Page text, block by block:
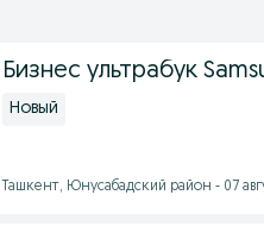
Бизнес ультрабук
Новый
Ташкент, Юнусабадский район - 07